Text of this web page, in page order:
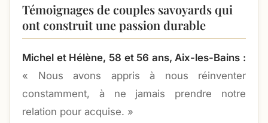
Témoignages de couples savoyards qui
ont construit une passion durable
Michel et Hélène, 58 et 56 ans, Aix-les-Bains :
« Nous avons appris à nous réinventer
constamment, à ne jamais prendre notre
relation pour acquise. »